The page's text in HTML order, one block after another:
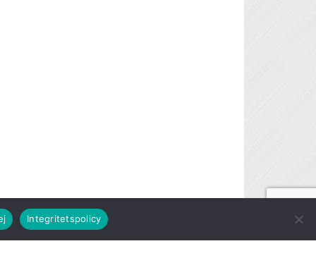
Integritetspolicy